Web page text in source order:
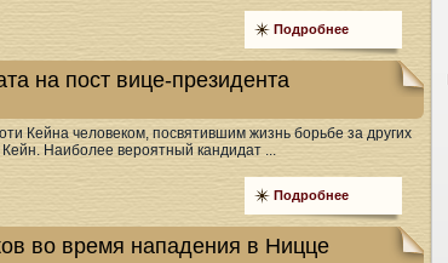
Подробнее
на пост вице-президента
Кейна человеком, посвятившим жизнь борьбе за других
Наиболее вероятный кандидат ...
Подробнее
во время нападения в Ницце